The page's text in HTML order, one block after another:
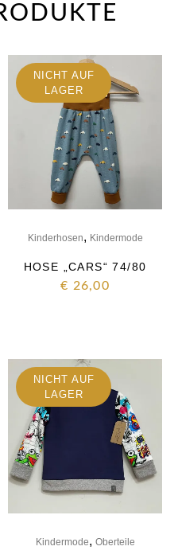
NICHT AUF
LAGER
Kinderhosen, Kindermode
HOSE „CARS“ 74/80
€ 26,00
NICHT AUF
LAGER
Kindermode, Oberteile